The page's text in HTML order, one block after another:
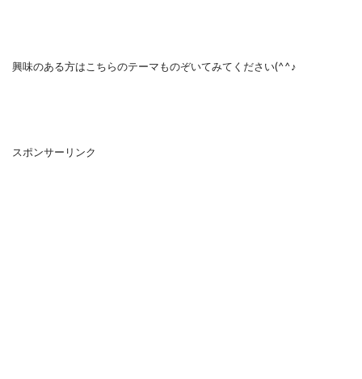
興味のある方はこちらのテーマものぞいてみてください(^^♪
スポンサーリンク